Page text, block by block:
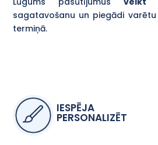
sagatavošanu un piegādi
termiņā.
IESPĒJA
PERSONALIZĒT